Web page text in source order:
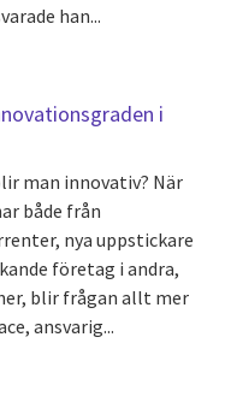
han...
i
man innovativ? När
både från
nya uppstickare
företag i andra,
blir frågan allt mer
ansvarig...